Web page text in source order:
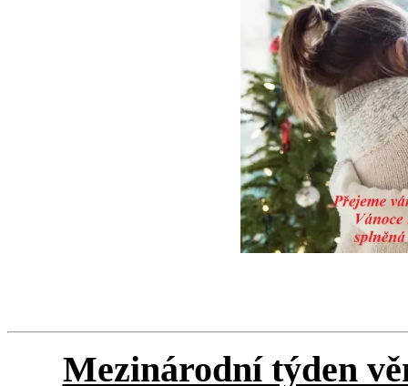
Mezinárodní týden